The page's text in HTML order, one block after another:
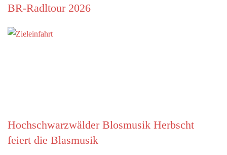
BR-Radltour 2026
Hochschwarzwälder Blosmusik Herbscht
feiert die Blasmusik